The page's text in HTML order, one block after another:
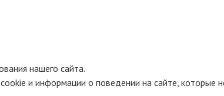
нашего сайта.
cookie и информации о поведении на сайте, которые